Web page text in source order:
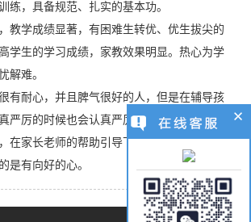
练，具备规范、扎实的基本功。
教学成绩显著，有困难生转优、优生拔尖的
学生的学习成绩，家教效果明显。热心为学
解难。
有耐心，并且脾气很好的人，但是在辅导孩
严厉的时候也会认真严厉。我觉得，只要孩
在家长老师的帮助引导下，是能取得好成绩
是有向好的心。